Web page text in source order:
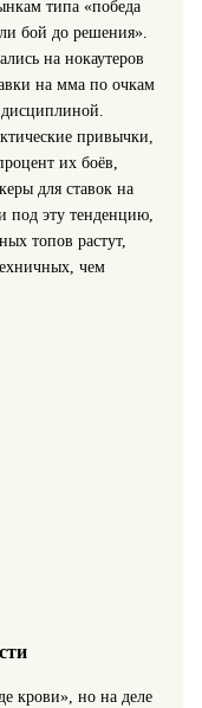
типа «победа
бой до решения».
на нокаутеров
на мма по очкам
дисциплиной.
привычки,
их боёв,
для ставок на
под эту тенденцию,
топов растут,
чем
крови», но на деле